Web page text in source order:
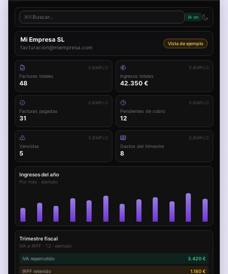
⌘KBuscar… IA on
Mi Empresa SL
facturacion@miempresa.com
Vista de ejemplo
EJEMPLO
Facturas totales
48
EJEMPLO
Ingresos totales
42.350 €
EJEMPLO
Facturas pagadas
31
EJEMPLO
Pendientes de cobro
12
EJEMPLO
Vencidas
5
EJEMPLO
Gastos del trimestre
8
Ingresos del año
Por mes · ejemplo
Trimestre fiscal
IVA e IRPF · T2 · ejemplo
IVA repercutido 3.420 €
IRPF retenido 1.180 €